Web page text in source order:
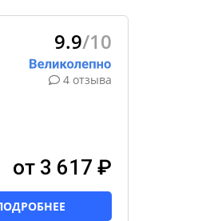
9.9/10
4 отзыва
от 3 617 ₽